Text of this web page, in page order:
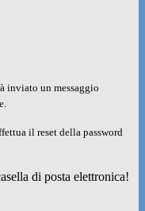
inviato un messaggio
il reset della password
di posta elettronica!